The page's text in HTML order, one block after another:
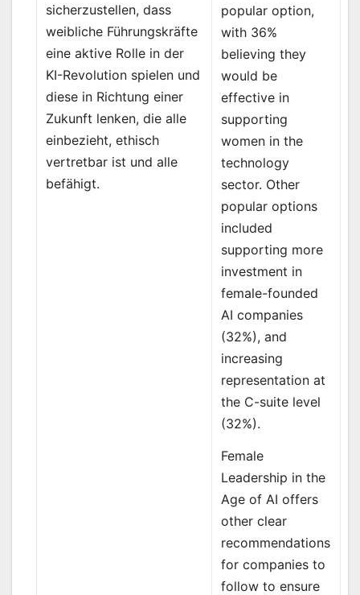
sicherzustellen, dass
weibliche Führungskräfte
eine aktive Rolle in der
KI-Revolution spielen und
diese in Richtung einer
Zukunft lenken, die alle
einbezieht, ethisch
vertretbar ist und alle
befähigt.
popular option,
with 36%
believing they
would be
effective in
supporting
women in the
technology
sector. Other
popular options
included
supporting more
investment in
female-founded
AI companies
(32%), and
increasing
representation at
the C-suite level
(32%).
Female
Leadership in the
Age of AI offers
other clear
recommendations
for companies to
follow to ensure